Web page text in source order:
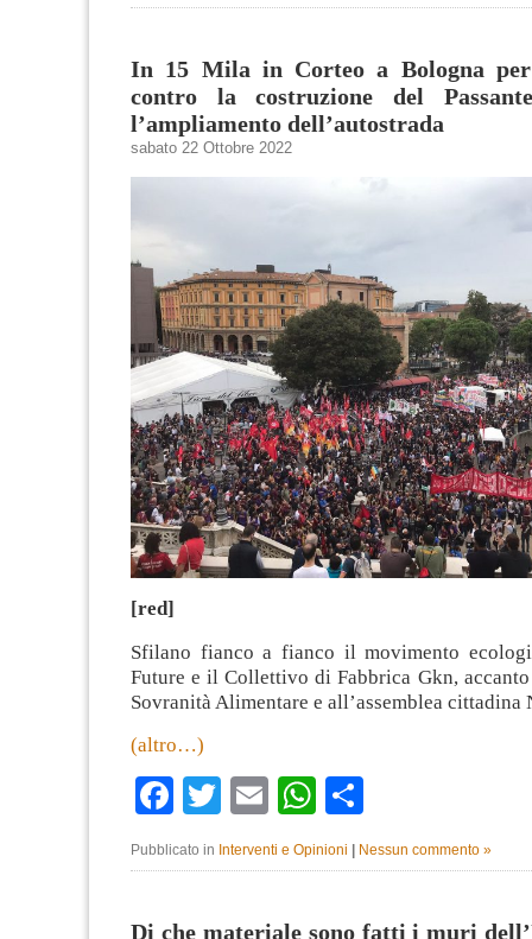
​In 15 Mila in Corteo a Bologna per
contro la costruzione del
l’ampliamento dell’autostrada
sabato 22 Ottobre 2022
[red]
Sfilano fianco a fianco il movimento
Future e il Collettivo di Fabbrica Gkn,
Sovranità Alimentare e all’assemblea cittadina
(altro…)
Facebook
TwitterEmailWhatsApp
Pubblicato in Interventi e Opinioni Nessun commento »
Di che materiale sono fatti i muri